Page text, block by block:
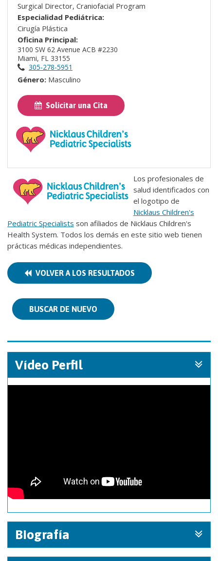
Surgical Director, Craniofacial Program
Especialidad Pediátrica:
Cirugía Plástica
Oficina Principal:
3100 SW 62 Avenue ACB #2230
Miami, FL 33155
305-278-5951
Género: Masculino
Solicitar una Cita
Los profesionales de
salud identificados con
el logotipo de
Nicklaus Children's
Pediatric Specialists son afiliados de Nicklaus Children's
Health System. Todos los demás en este sitio web tienen
prácticas médicas independientes.
VOLVER A LOS RESULTADOS
BUSCAR DE NUEVO
Vídeo Perfil
Biografía